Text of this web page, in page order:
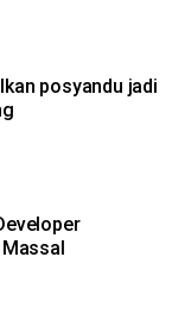
posyandu jadi
Massal